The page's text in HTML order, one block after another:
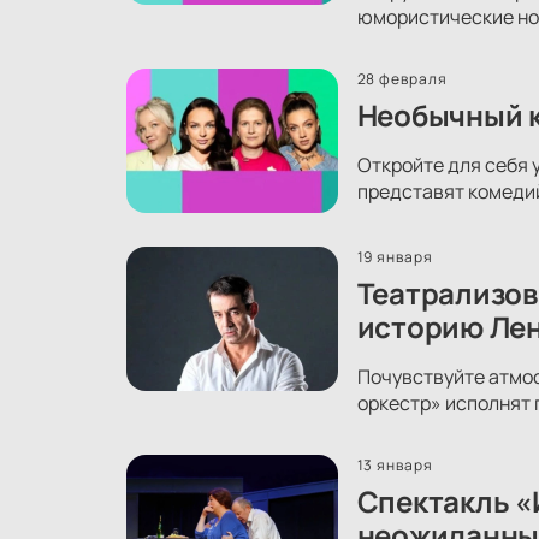
юмористические
28 февраля
Необычный
Откройте для себя
представят
19 января
историю
Почувствуйте
оркестр» исполнят
13 января
Спектакль